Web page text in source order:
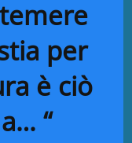
per
è ciò
“